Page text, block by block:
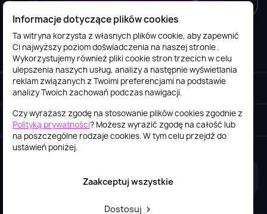
Informacje
Obsługa klienta
Szybki kontakt keyboard_arrow_down
Informacje dotyczące plików cookies
Ta witryna korzysta z własnych plików cookie, aby zapewnić
Ci najwyższy poziom doświadczenia na naszej stronie .
Wykorzystujemy również pliki cookie stron trzecich w celu
ulepszenia naszych usług, analizy a następnie wyświetlania
reklam związanych z Twoimi preferencjami na podstawie
analizy Twoich zachowań podczas nawigacji.
Czy wyrażasz zgodę na stosowanie plików cookies zgodnie z
Polityką prywatności? Możesz wyrazić zgodę na całość lub
na poszczególne rodzaje cookies. W tym celu przejdź do
ustawień poniżej.
Dostosuj
Zaakceptuj wszystkie
2026© itstore.com.pl Projekt i realizacja: